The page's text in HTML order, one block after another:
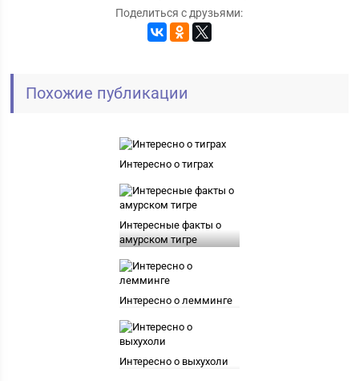
Поделиться с друзьями:
Похожие публикации
Интересно о тиграх
Интересные факты о
амурском тигре
Интересно о лемминге
Интересно о выхухоли